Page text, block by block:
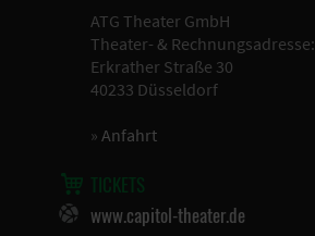
ATG Theater GmbH
Theater- & Rechnungsadresse:
Erkrather Straße 30
40233 Düsseldorf
» Anfahrt
TICKETS
www.capitol-theater.de